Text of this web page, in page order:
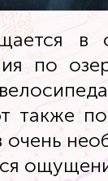
по
также
очень